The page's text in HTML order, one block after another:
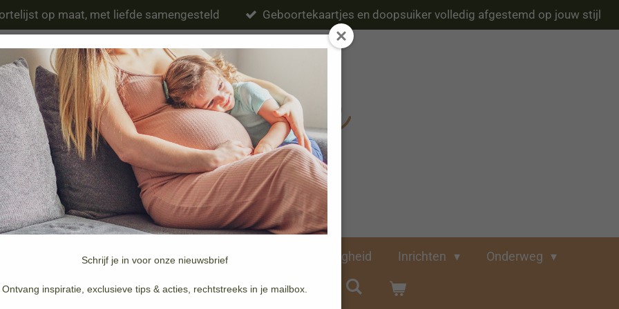
Schrijf je in voor onze nieuwsbrief
Ontvang inspiratie, exclusieve tips & acties, rechtstreeks in je mailbox.
op maat, met liefde samengesteld Geboortekaartjes en doopsuiker volledig afgestemd op jouw stijl
Eten & drinken Verzorging Veiligheid Inrichten Onderweg
Merken Doopsuiker & Geboortekaartjes